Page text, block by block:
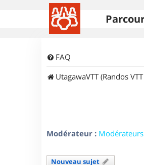
FAQ
UtagawaVTT (Randos
Modérateur :
Nouveau sujet